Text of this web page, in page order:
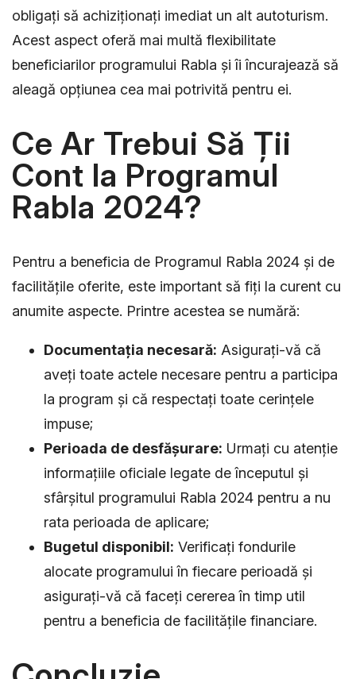
obligați să achiziționați imediat un alt autoturism.
Acest aspect oferă mai multă flexibilitate
beneficiarilor programului Rabla și îi încurajează să
aleagă opțiunea cea mai potrivită pentru ei.
Ce Ar Trebui Să Ții
Cont la Programul
Rabla 2024?
Pentru a beneficia de Programul Rabla 2024 și de
facilitățile oferite, este important să fiți la curent cu
anumite aspecte. Printre acestea se numără:
Documentația necesară: Asigurați-vă că
aveți toate actele necesare pentru a participa
la program și că respectați toate cerințele
impuse;
Perioada de desfășurare: Urmați cu atenție
informațiile oficiale legate de începutul și
sfârșitul programului Rabla 2024 pentru a nu
rata perioada de aplicare;
Bugetul disponibil: Verificați fondurile
alocate programului în fiecare perioadă și
asigurați-vă că faceți cererea în timp util
pentru a beneficia de facilitățile financiare.